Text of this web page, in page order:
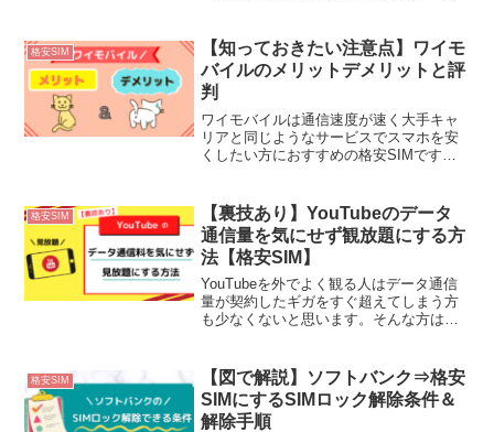
す。本記事ではベストな乗り換えたい詳
しく説明し、具体的な乗り換え日の例を
紹介します。お得に＆損しないように申
込むタイミングを知りたい方は是非参考
にしてみて下さい。
格安SIM
【知っておきたい注意点】ワイモ
バイルのメリットデメリットと評
判
ワイモバイルは通信速度が速く大手キャ
リアと同じようなサービスでスマホを安
くしたい方におすすめの格安SIMです。
いから乗り換えしたいという方などから
人気があります。ですが「契約前にどん
な特徴があるのか知りたい！またデメリ
ットもあるんでしょう？」という声をよ
く聞きます。本記事はワイモバイルの料
金などの「基本情報」を知りたい方はも
ちろん「メリット・デメリット・実際の
口コミ」を一つにまとめた人気記事にな
ている方には是非参考にしてみて下さ
い。
格安SIM
【裏技あり】YouTubeのデータ
通信量を気にせず観放題にする方
法【格安SIM】
YouTubeを外でよく観る人はデータ通信
量が契約したギガをすぐ超えてしまう方
も少なくないと思います。そんな方は
利用する事が出来ます。外でYouTubeを
データ通信量気にせず利用したい方は是
非チェックしてみて下さい。
格安SIM
【図で解説】ソフトバンク⇒格安
SIMにするSIMロック解除条件＆
解除手順